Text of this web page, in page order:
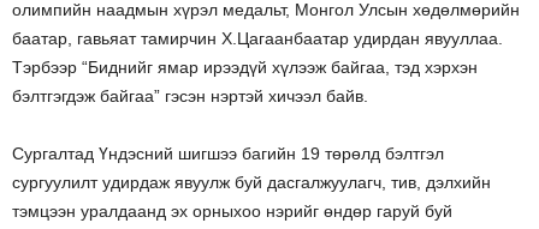
олимпийн наадмын хүрэл медальт, Монгол Улсын хөдөлмөрийн
баатар, гавьяат тамирчин Х.Цагаанбаатар удирдан явууллаа.
Тэрбээр “Биднийг ямар ирээдүй хүлээж байгаа, тэд хэрхэн
бэлтгэгдэж байгаа” гэсэн нэртэй хичээл байв.
Сургалтад Үндэсний шигшээ багийн 19 төрөлд бэлтгэл
сургуулилт удирдаж явуулж буй дасгалжуулагч, тив, дэлхийн
тэмцээн уралдаанд эх орныхоо нэрийг өндөр гаруй буй